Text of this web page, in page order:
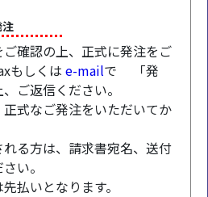
確認の上、正式に発注をご
もしくは e-mailで 「発
ご返信ください。
式なご発注をいただいてか
る方は、請求書宛名、送付
い。
払いとなります。